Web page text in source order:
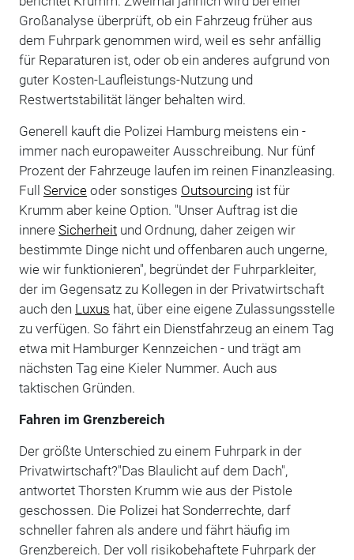
Großanalyse überprüft, ob ein Fahrzeug früher aus
dem Fuhrpark genommen wird, weil es sehr anfällig
für Reparaturen ist, oder ob ein anderes aufgrund von
guter Kosten-Laufleistungs-Nutzung und
Restwertstabilität länger behalten wird.
Generell kauft die Polizei Hamburg meistens ein -
immer nach europaweiter Ausschreibung. Nur fünf
Prozent der Fahrzeuge laufen im reinen Finanzleasing.
Full Serviceoder sonstiges Outsourcingist für
Krumm aber keine Option. "Unser Auftrag ist die
innere Sicherheitund Ordnung, daher zeigen wir
bestimmte Dinge nicht und offenbaren auch ungerne,
wie wir funktionieren", begründet der Fuhrparkleiter,
der im Gegensatz zu Kollegen in der Privatwirtschaft
auch den Luxus hat, über eine eigene Zulassungsstelle
zu verfügen. So fährt ein Dienstfahrzeug an einem Tag
etwa mit Hamburger Kennzeichen - und trägt am
nächsten Tag eine Kieler Nummer. Auch aus
taktischen Gründen.
Fahren im Grenzbereich
Der größte Unterschied zu einem Fuhrpark in der
Privatwirtschaft?"Das Blaulicht auf dem Dach",
antwortet Thorsten Krumm wie aus der Pistole
geschossen. Die Polizei hat Sonderrechte, darf
schneller fahren als andere und fährt häufig im
Grenzbereich. Der voll risikobehaftete Fuhrpark der